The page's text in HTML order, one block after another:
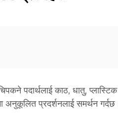
पदार्थलाई काठ, धातु,
प्रदर्शनलाई समर्थन